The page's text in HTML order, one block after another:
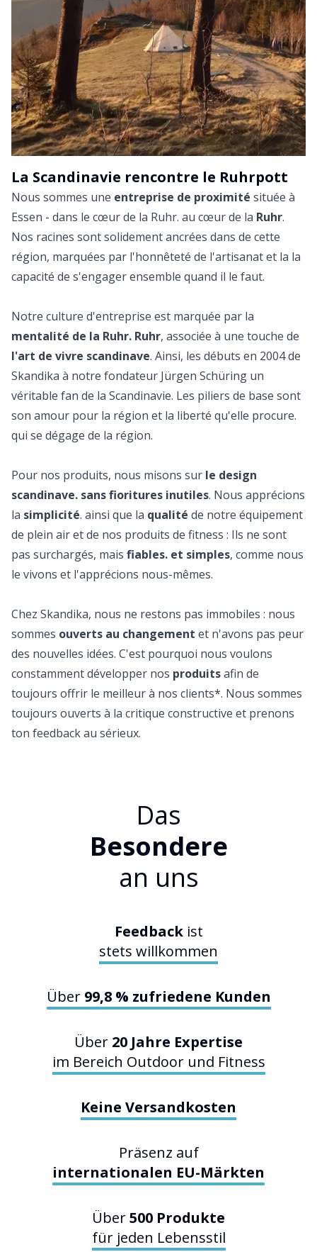
La Scandinavie rencontre le Ruhrpott
Nous sommes une entreprise de proximité située à
Essen - dans le cœur de la Ruhr. au cœur de la Ruhr.
Nos racines sont solidement ancrées dans de cette
région, marquées par l'honnêteté de l'artisanat et la la
capacité de s'engager ensemble quand il le faut.
Notre culture d'entreprise est marquée par la
mentalité de la Ruhr. Ruhr, associée à une touche de
l'art de vivre scandinave. Ainsi, les débuts en 2004 de
Skandika à notre fondateur Jürgen Schüring un
véritable fan de la Scandinavie. Les piliers de base sont
son amour pour la région et la liberté qu'elle procure.
qui se dégage de la région.
Pour nos produits, nous misons sur le design
scandinave. sans fioritures inutiles. Nous apprécions
la simplicité. ainsi que la qualité de notre équipement
de plein air et de nos produits de fitness : Ils ne sont
pas surchargés, mais fiables. et simples, comme nous
le vivons et l'apprécions nous-mêmes.
Chez Skandika, nous ne restons pas immobiles : nous
sommes ouverts au changement et n'avons pas peur
des nouvelles idées. C'est pourquoi nous voulons
constamment développer nos produitsafin de
toujours offrir le meilleur à nos clients*. Nous sommes
toujours ouverts à la critique constructive et prenons
ton feedback au sérieux.
Das
Besondere
an uns
Feedbackist
stets willkommen
Über 99,8 % zufriedene Kunden
Über 20 Jahre Expertise
im Bereich Outdoor und Fitness
Keine Versandkosten
Präsenz auf
internationalen EU-Märkten
Über500 Produkte
für jeden Lebensstil